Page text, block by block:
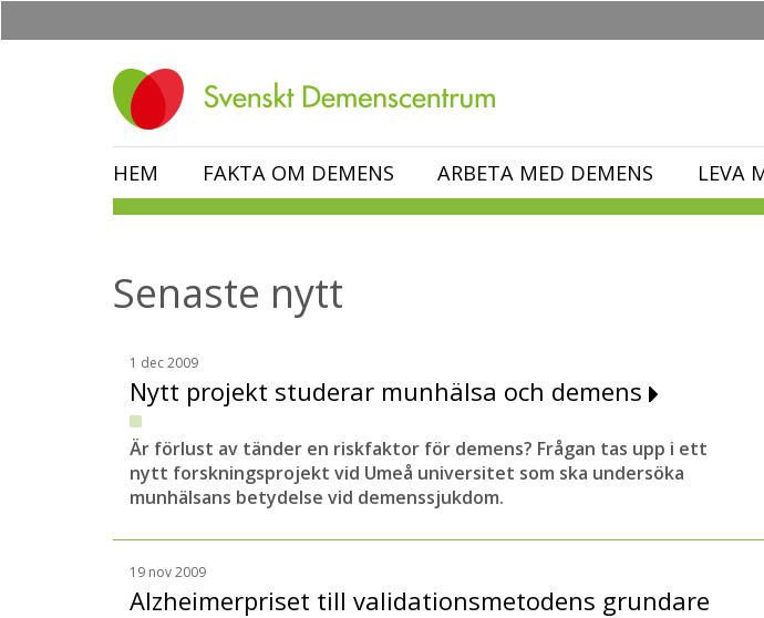
HEM FAKTA OM DEMENS ARBETA MED DEMENS LEVA
Senaste nytt
1 dec 2009
Nytt projekt studerar munhälsa och demens
Är förlust av tänder en riskfaktor för demens? Frågan tas upp i ett
nytt forskningsprojekt vid Umeå universitet som ska undersöka
munhälsans betydelse vid demenssjukdom.
19 nov 2009
Alzheimerpriset till validationsmetodens grundare